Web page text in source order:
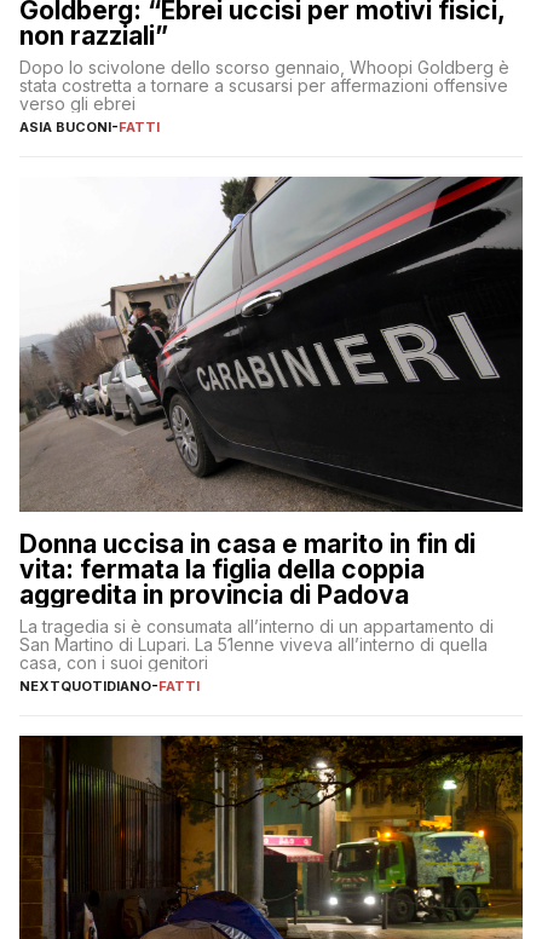
Goldberg: “Ebrei uccisi per motivi fisici,
non razziali”
Dopo lo scivolone dello scorso gennaio, Whoopi Goldberg è
stata costretta a tornare a scusarsi per affermazioni offensive
verso gli ebrei
ASIA BUCONI-FATTI
Donna uccisa in casa e marito in fin di
vita: fermata la figlia della coppia
aggredita in provincia di Padova
La tragedia si è consumata all’interno di un appartamento di
San Martino di Lupari. La 51enne viveva all’interno di quella
casa, con i suoi genitori
NEXTQUOTIDIANO-FATTI